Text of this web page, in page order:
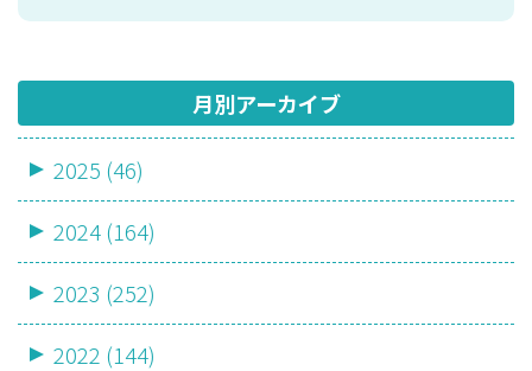
月別アーカイブ
2025 (46)
2024 (164)
2023 (252)
2022 (144)